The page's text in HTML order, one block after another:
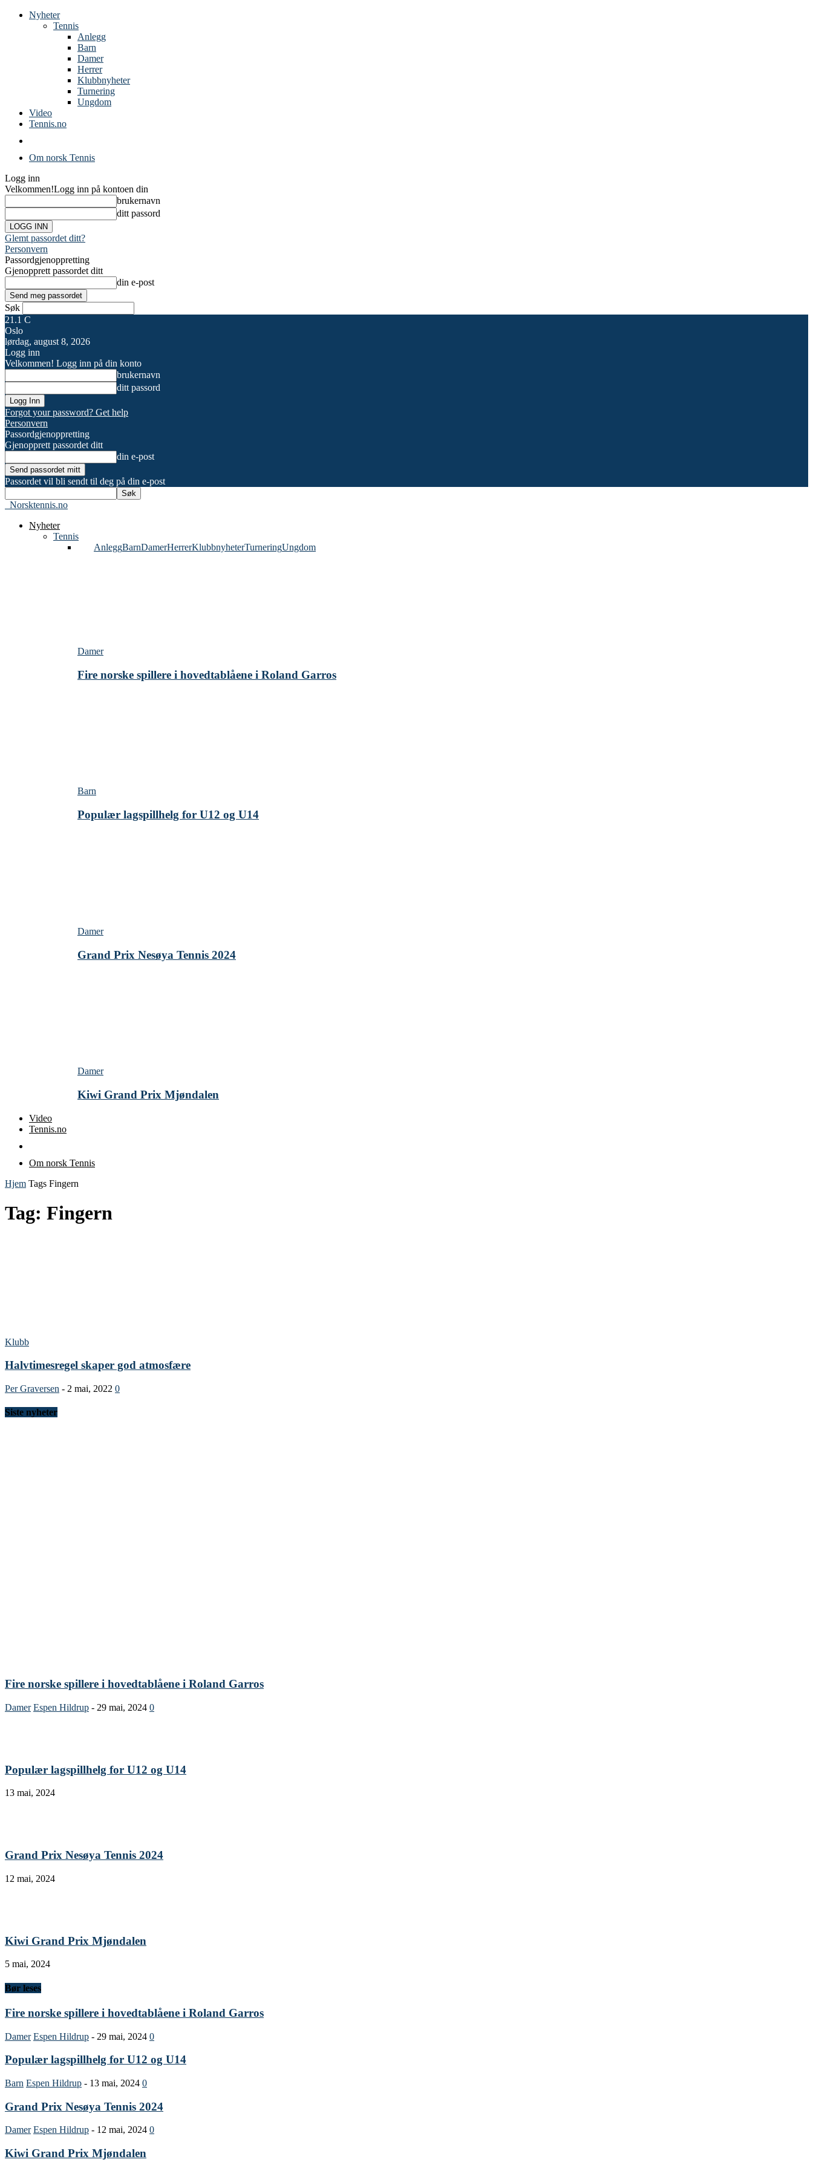
Nyheter
Tennis
Anlegg
Barn
Damer
Herrer
Klubbnyheter
Turnering
Ungdom
Video
Tennis.no
Om norsk Tennis
Logg inn
Velkommen!Logg inn på kontoen din
brukernavn
ditt passord
Glemt passordet ditt?
Personvern
Passordgjenoppretting
Gjenopprett passordet ditt
din e-post
Søk
21.1 C
Oslo
lørdag, august 8, 2026
Logg inn
Velkommen! Logg inn på din konto
brukernavn
ditt passord
Forgot your password? Get help
Personvern
Passordgjenoppretting
Gjenopprett passordet ditt
din e-post
Passordet vil bli sendt til deg på din e-post
Norsktennis.no
Nyheter
Tennis
AnleggBarnDamerHerrerKlubbnyheterTurneringUngdom
Damer
Fire norske spillere i hovedtablåene i Roland Garros
Barn
Populær lagspillhelg for U12 og U14
Damer
Grand Prix Nesøya Tennis 2024
Damer
Kiwi Grand Prix Mjøndalen
Video
Tennis.no
Om norsk Tennis
Hjem Tags Fingern
Tag: Fingern
Klubb
Halvtimesregel skaper god atmosfære
Per Graversen - 2 mai, 2022 0
Siste nyheter
Fire norske spillere i hovedtablåene i Roland Garros
Damer Espen Hildrup - 29 mai, 2024 0
Populær lagspillhelg for U12 og U14
13 mai, 2024
Grand Prix Nesøya Tennis 2024
12 mai, 2024
Kiwi Grand Prix Mjøndalen
5 mai, 2024
Bør leses
Fire norske spillere i hovedtablåene i Roland Garros
Damer Espen Hildrup - 29 mai, 2024 0
Populær lagspillhelg for U12 og U14
Barn Espen Hildrup - 13 mai, 2024 0
Grand Prix Nesøya Tennis 2024
Damer Espen Hildrup - 12 mai, 2024 0
Kiwi Grand Prix Mjøndalen